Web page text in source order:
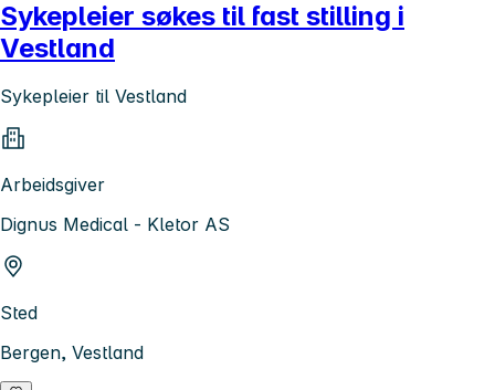
Sykepleier søkes til fast stilling i
Vestland
Sykepleier til Vestland
Arbeidsgiver
Dignus Medical - Kletor AS
Sted
Bergen, Vestland